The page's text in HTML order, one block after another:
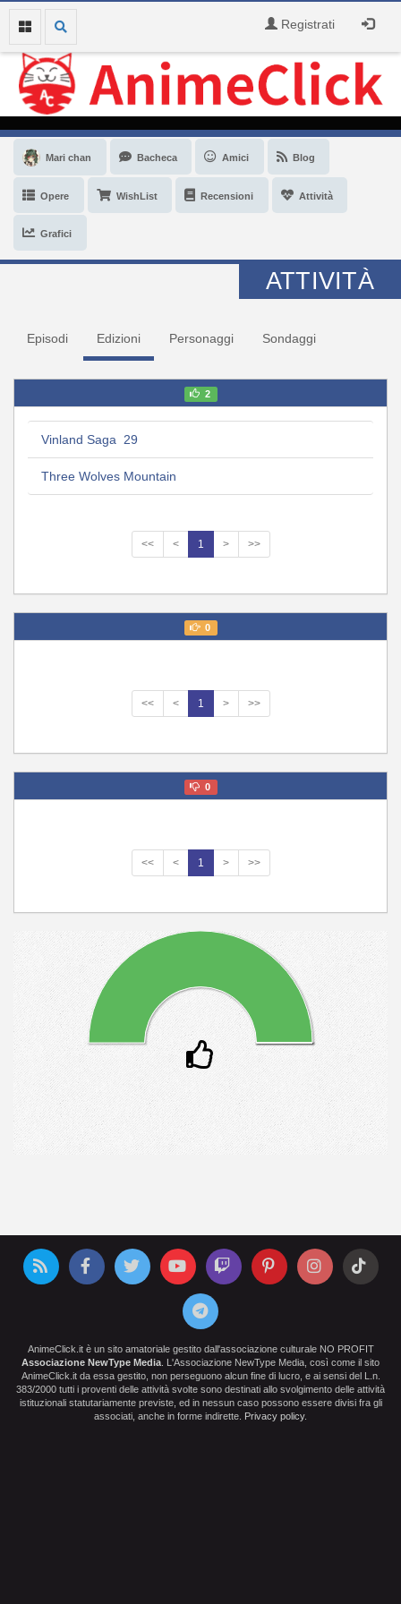
Registrati
Mari chan Bacheca Amici Blog
Opere WishList Recensioni Attività
Grafici
ATTIVITÀ
Episodi Edizioni Personaggi Sondaggi
2
Vinland Saga 29
Three Wolves Mountain
<< < 1 > >>
0
<< < 1 > >>
0
<< < 1 > >>
AnimeClick.it è un sito amatoriale gestito dall'associazione culturale NO PROFIT
Associazione NewType Media . L'Associazione NewType Media, così come il sito
AnimeClick.it da essa gestito, non perseguono alcun fine di lucro, e ai sensi del L.n.
383/2000 tutti i proventi delle attività svolte sono destinati allo svolgimento delle attività
istituzionali statutariamente previste, ed in nessun caso possono essere divisi fra gli
associati, anche in forme indirette. Privacy policy.